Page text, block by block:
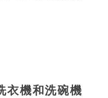
機和洗碗機